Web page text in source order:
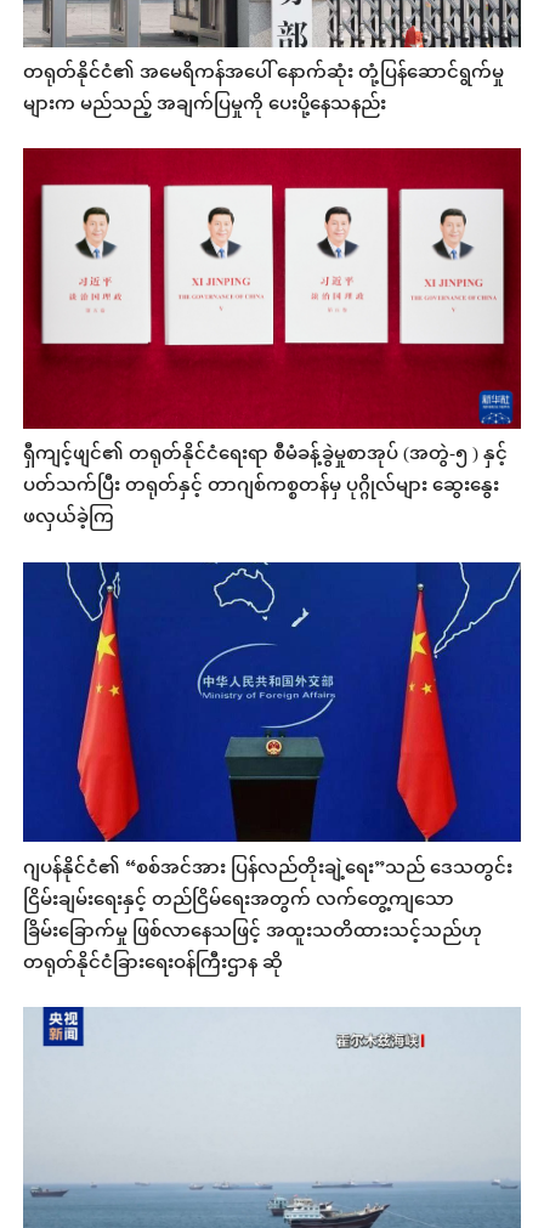
တရုတ်နိုင်ငံ၏ အမေရိကန်အပေါ် နောက်ဆုံး တုံ့ပြန်ဆောင်ရွက်မှု
များက မည်သည့် အချက်ပြမှုကို ပေးပို့နေသနည်း
ရှီကျင့်ဖျင်၏ တရုတ်နိုင်ငံရေးရာ စီမံခန့်ခွဲမှုစာအုပ် (အတွဲ-၅ ) နှင့်
ပတ်သက်ပြီး တရုတ်နှင့် တာဂျစ်ကစ္စတန်မှ ပုဂ္ဂိုလ်များ ဆွေးနွေး
ဖလှယ်ခဲ့ကြ
ဂျပန်နိုင်ငံ၏ “စစ်အင်အား ပြန်လည်တိုးချဲ့ရေး”သည် ဒေသတွင်း
ငြိမ်းချမ်းရေးနှင့် တည်ငြိမ်ရေးအတွက် လက်တွေ့ကျသော
ခြိမ်းခြောက်မှု ဖြစ်လာနေသဖြင့် အထူးသတိထားသင့်သည်ဟု
တရုတ်နိုင်ငံခြားရေးဝန်ကြီးဌာန ဆို